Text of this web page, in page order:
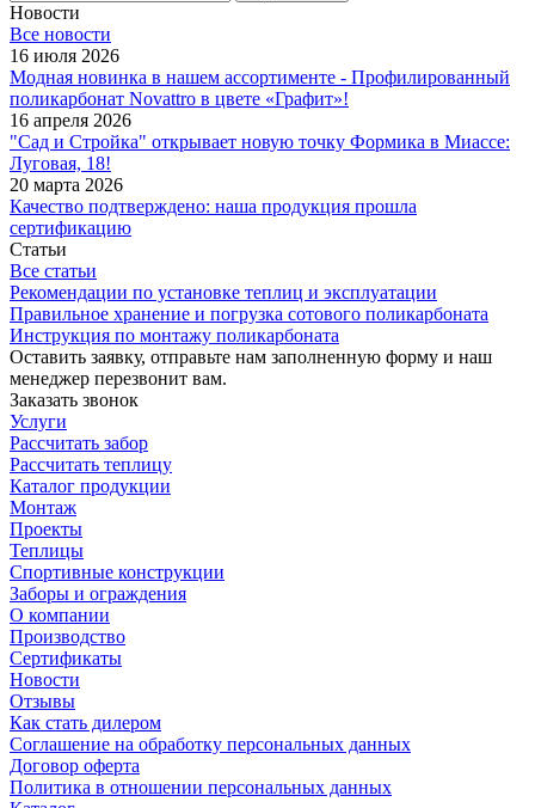
Новости
Все новости
16 июля 2026
Модная новинка в нашем ассортименте - Профилированный
поликарбонат Novattro в цвете «Графит»!
16 апреля 2026
"Сад и Стройка" открывает новую точку Формика в Миассе:
Луговая, 18!
20 марта 2026
Качество подтверждено: наша продукция прошла
сертификацию
Статьи
Все статьи
Рекомендации по установке теплиц и эксплуатации
Правильное хранение и погрузка сотового поликарбоната
Инструкция по монтажу поликарбоната
Оставить заявку, отправьте нам заполненную форму и наш
менеджер перезвонит вам.
Заказать звонок
Услуги
Рассчитать забор
Рассчитать теплицу
Каталог продукции
Монтаж
Проекты
Теплицы
Спортивные конструкции
Заборы и ограждения
О компании
Производство
Сертификаты
Новости
Отзывы
Как стать дилером
Соглашение на обработку персональных данных
Договор оферта
Политика в отношении персональных данных